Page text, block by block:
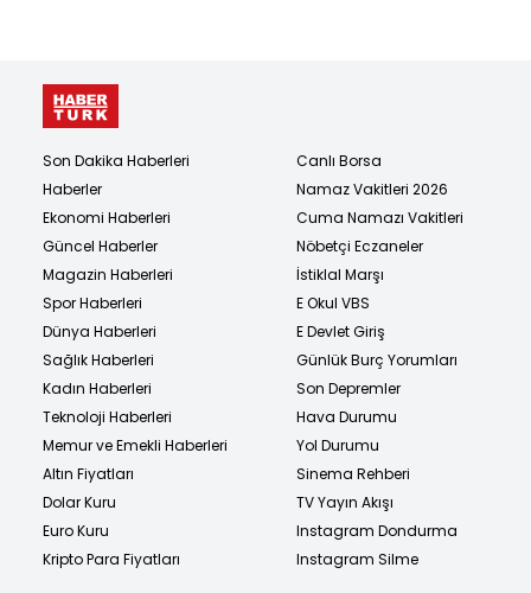
Son Dakika Haberleri
Haberler
Ekonomi Haberleri
Güncel Haberler
Magazin Haberleri
Spor Haberleri
Dünya Haberleri
Sağlık Haberleri
Kadın Haberleri
Teknoloji Haberleri
Memur ve Emekli Haberleri
Altın Fiyatları
Dolar Kuru
Euro Kuru
Kripto Para Fiyatları
Canlı Borsa
Namaz Vakitleri 2026
Cuma Namazı Vakitleri
Nöbetçi Eczaneler
İstiklal Marşı
E Okul VBS
E Devlet Giriş
Günlük Burç Yorumları
Son Depremler
Hava Durumu
Yol Durumu
Sinema Rehberi
TV Yayın Akışı
Instagram Dondurma
Instagram Silme